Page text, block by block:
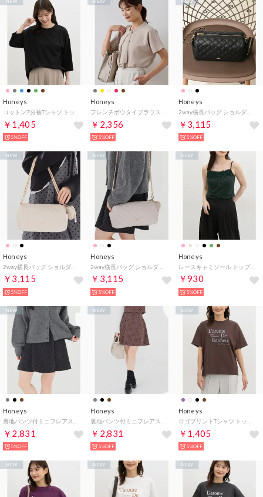
Honeys
￥1,405
5%OFF
Honeys
￥2,356
5%OFF
Honeys
2way横長バッグ ショルダーバッグ バッグ 鞄 横長バッグ キルティング 合皮 ハートポーチ ファスナー開閉 ショルダー2way レディース （ブラック）
￥3,115
5%OFF
Honeys
￥3,115
NEW
5%OFF
Honeys
￥3,115
NEW
5%OFF
Honeys
レースキャミソール トップス キャミソール UVカット 吸水速乾 レース レーヨン混 アジャスター 無地 フェミニン オールシーズン レディース （ダークグリーン）
￥930
NEW
5%OFF
Honeys
￥2,831
NEW
5%OFF
Honeys
￥2,831
NEW
5%OFF
Honeys
￥1,405
NEW
5%OFF
NEW NEW NEW